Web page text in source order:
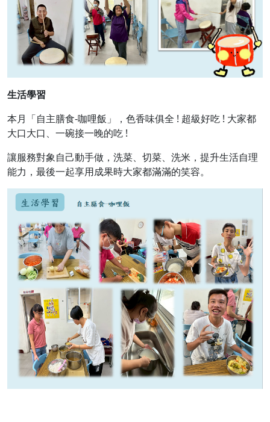
生活學習
本月「自主膳食-咖哩飯」，色香味俱全 ! 超級好吃 ! 大家都
大口大口、一碗接一晚的吃 !
讓服務對象自己動手做，洗菜、切菜、洗米，提升生活自理
能力，最後一起享用成果時大家都滿滿的笑容。